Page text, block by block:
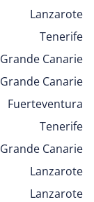
Lanzarote
Tenerife
Grande Canarie
Grande Canarie
Fuerteventura
Tenerife
Grande Canarie
Lanzarote
Lanzarote